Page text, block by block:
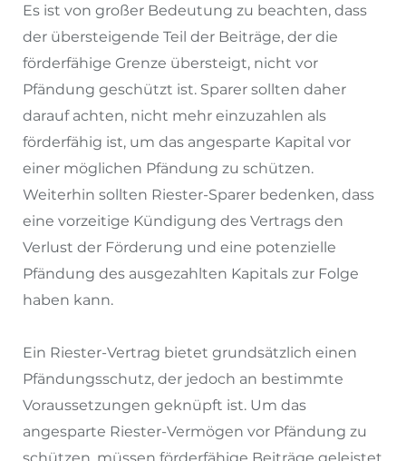
Es ist von großer Bedeutung zu beachten, dass
der übersteigende Teil der Beiträge, der die
förderfähige Grenze übersteigt, nicht vor
Pfändung geschützt ist. Sparer sollten daher
darauf achten, nicht mehr einzuzahlen als
förderfähig ist, um das angesparte Kapital vor
einer möglichen Pfändung zu schützen.
Weiterhin sollten Riester-Sparer bedenken, dass
eine vorzeitige Kündigung des Vertrags den
Verlust der Förderung und eine potenzielle
Pfändung des ausgezahlten Kapitals zur Folge
haben kann.
Ein Riester-Vertrag bietet grundsätzlich einen
Pfändungsschutz, der jedoch an bestimmte
Voraussetzungen geknüpft ist. Um das
angesparte Riester-Vermögen vor Pfändung zu